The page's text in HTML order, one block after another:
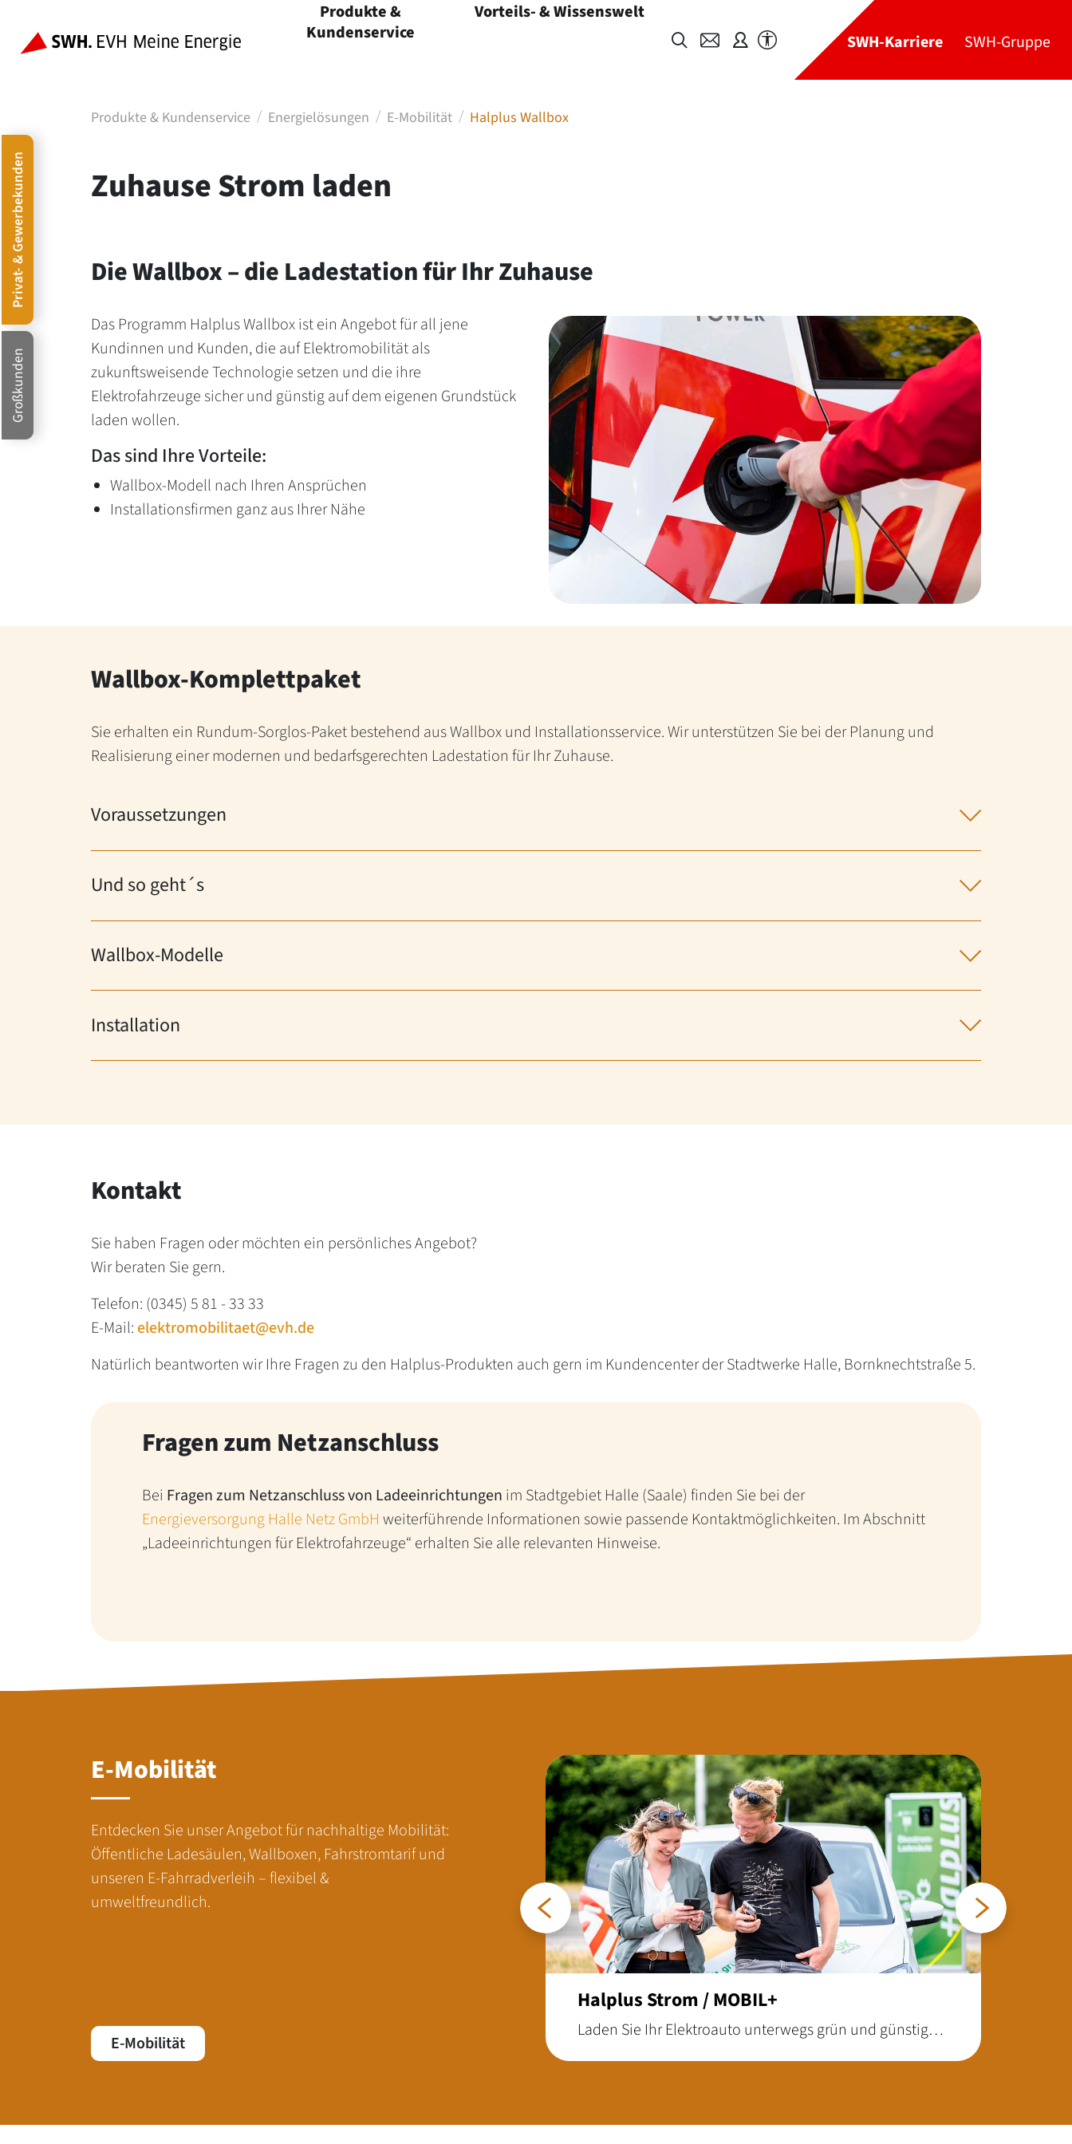
Großkunden
Privat- & Gewerbekunden
Produkte &
Kundenservice
Vorteils- & Wissenswelt
SWH-Karriere SWH-Gruppe
Produkte & Kundenservice Energielösungen E-Mobilität Halplus Wallbox
Zuhause Strom laden
Die Wallbox – die Ladestation für Ihr Zuhause
Das Programm Halplus Wallbox ist ein Angebot für all jene
Kundinnen und Kunden, die auf Elektromobilität als
zukunftsweisende Technologie setzen und die ihre
Elektrofahrzeuge sicher und günstig auf dem eigenen Grundstück
laden wollen.
Das sind Ihre Vorteile:
Wallbox-Modell nach Ihren Ansprüchen
Installationsfirmen ganz aus Ihrer Nähe
Wallbox-Komplettpaket
Sie erhalten ein Rundum-Sorglos-Paket bestehend aus Wallbox und Installationsservice. Wir unterstützen Sie bei der Planung und
Realisierung einer modernen und bedarfsgerechten Ladestation für Ihr Zuhause.
Voraussetzungen
Und so geht´s
Wallbox-Modelle
Installation
Kontakt
Sie haben Fragen oder möchten ein persönliches Angebot?
Wir beraten Sie gern.
Telefon: (0345) 5 81 - 33 33
E-Mail: elektromobilitaet@evh.de
Natürlich beantworten wir Ihre Fragen zu den Halplus-Produkten auch gern im Kundencenter der Stadtwerke Halle, Bornknechtstraße 5.
Fragen zum Netzanschluss
Bei Fragen zum Netzanschluss von Ladeeinrichtungen im Stadtgebiet Halle (Saale) finden Sie bei der
Energieversorgung Halle Netz GmbH weiterführende Informationen sowie passende Kontaktmöglichkeiten. Im Abschnitt
„Ladeeinrichtungen für Elektrofahrzeuge“ erhalten Sie alle relevanten Hinweise.
E-Mobilität
Entdecken Sie unser Angebot für nachhaltige Mobilität:
Öffentliche Ladesäulen, Wallboxen, Fahrstromtarif und
unseren E-Fahrradverleih – flexibel &
umweltfreundlich.
E-Mobilität
Halplus Strom / MOBIL+
Laden Sie Ihr Elektroauto unterwegs grün und günstig
smarten laden Sie Ihr Auto mit der „charge it easy“-App.
Zurück Weiter